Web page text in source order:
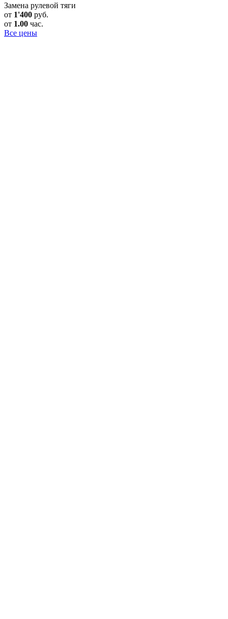
Замена рулевой тяги
от 1'400 руб.
от 1.00 час.
Все цены